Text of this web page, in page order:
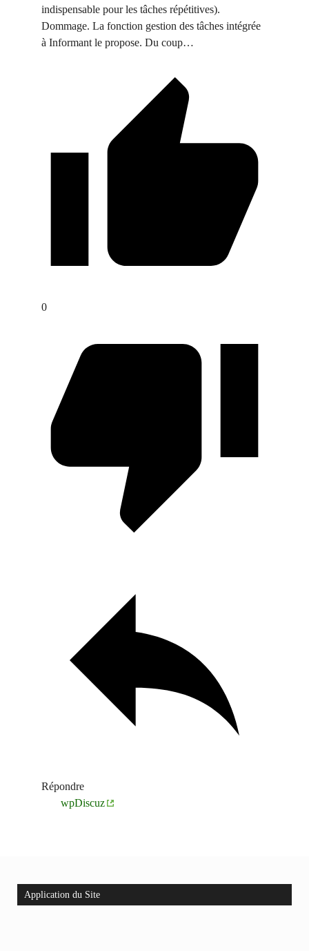
indispensable pour les tâches répétitives).
Dommage. La fonction gestion des tâches intégrée
à Informant le propose. Du coup…
0
Répondre
wpDiscuz
Application du Site